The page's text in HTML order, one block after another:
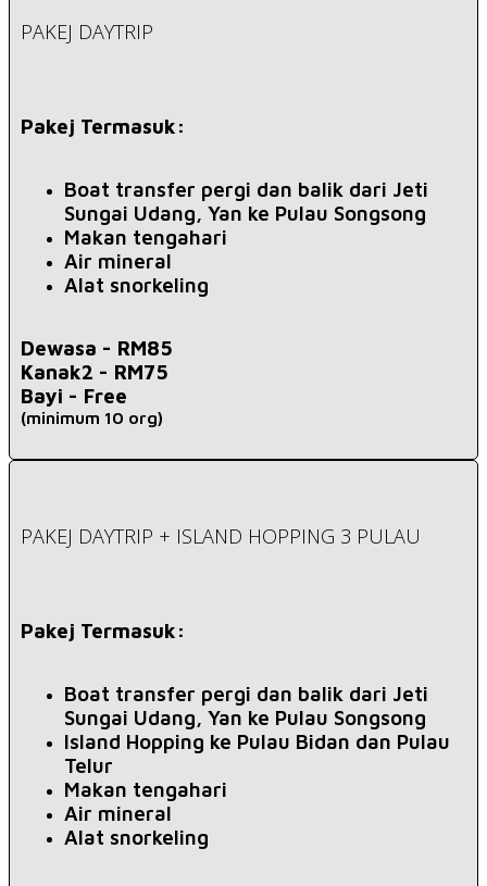
PAKEJ DAYTRIP
Pakej Termasuk:
Boat transfer pergi dan balik dari Jeti
Sungai Udang, Yan ke Pulau Songsong
Makan tengahari
Air mineral
Alat snorkeling
Dewasa - RM85
Kanak2 - RM75
Bayi - Free
(minimum 10 org)
PAKEJ DAYTRIP + ISLAND HOPPING 3 PULAU
Pakej Termasuk:
Boat transfer pergi dan balik dari Jeti
Sungai Udang, Yan ke Pulau Songsong
Island Hopping ke Pulau Bidan dan Pulau
Telur
Makan tengahari
Air mineral
Alat snorkeling